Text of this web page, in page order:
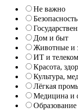
Не важно
Безопасность
Дом и быт
Животные и
ИТ и телеком
Красота,
Культура,
Лёгкая
Медицина и
Образование